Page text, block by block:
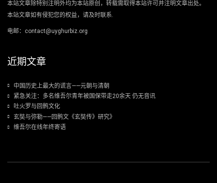
本站文章除特别注明外均为本站原创，转载需取得本站许可并注明文章出处。
本站文章如有侵犯您的权益，请及时联系.
电邮：contact@uyghurbiz.org
近期文章
中国历史上最大的谎言——元朝与清朝
紧急关注：多名维吾尔青年被国保带走20余天 仍无音讯
吐火罗与回鹘文化
玄奘与弥勒——回鹘文《玄奘传》研究》
维吾尔在线年终寄语